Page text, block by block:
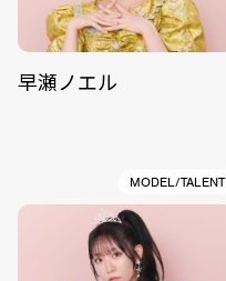
早瀬ノエル
MODEL/TALENT